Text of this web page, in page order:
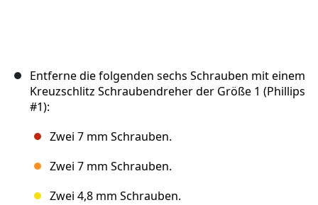
Entferne die folgenden sechs Schrauben mit einem
Kreuzschlitz Schraubendreher der Größe 1 (Phillips
#1):
Zwei 7 mm Schrauben.
Zwei 7 mm Schrauben.
Zwei 4,8 mm Schrauben.